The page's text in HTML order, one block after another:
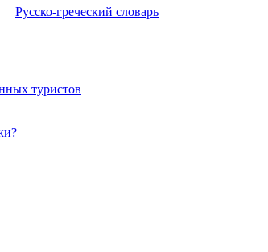
Русско-греческий словарь
туристов